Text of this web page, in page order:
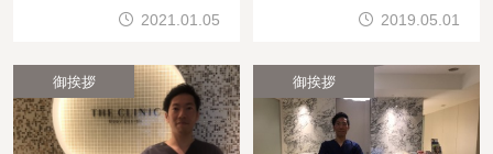
まりました。皆様とお会い
できるのを楽しみにしてお
2021.01.05
うございます。全身全霊、
皆様の御希望に添えるよう
よろしくお願
2019.05.01
御挨拶 御挨拶